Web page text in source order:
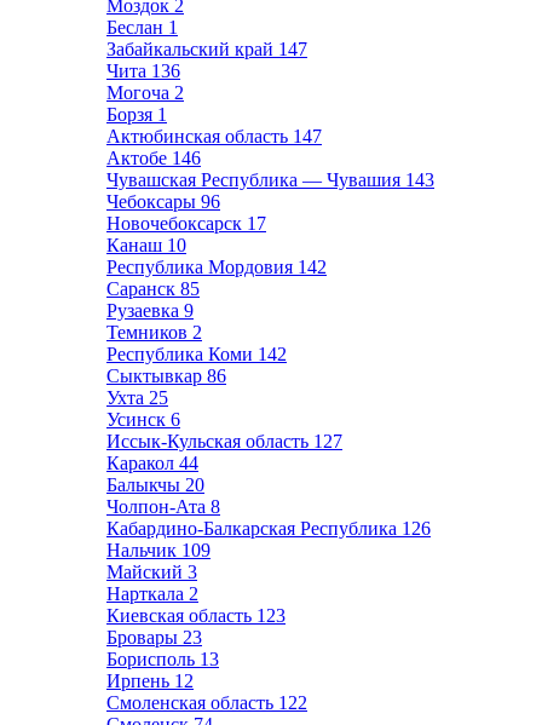
Моздок 2
Беслан 1
Забайкальский край 147
Чита 136
Могоча 2
Борзя 1
Актюбинская область 147
Актобе 146
Чувашская Республика — Чувашия 143
Чебоксары 96
Новочебоксарск 17
Канаш 10
Республика Мордовия 142
Саранск 85
Рузаевка 9
Темников 2
Республика Коми 142
Сыктывкар 86
Ухта 25
Усинск 6
Иссык-Кульская область 127
Каракол 44
Балыкчы 20
Чолпон-Ата 8
Кабардино-Балкарская Республика 126
Нальчик 109
Майский 3
Нарткала 2
Киевская область 123
Бровары 23
Борисполь 13
Ирпень 12
Смоленская область 122